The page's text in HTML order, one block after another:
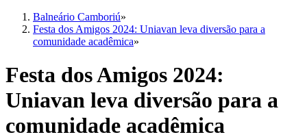
Balneário Camboriú»
Festa dos Amigos 2024: Uniavan leva diversão para a
comunidade acadêmica»
Festa dos Amigos 2024:
Uniavan leva diversão para a
comunidade acadêmica